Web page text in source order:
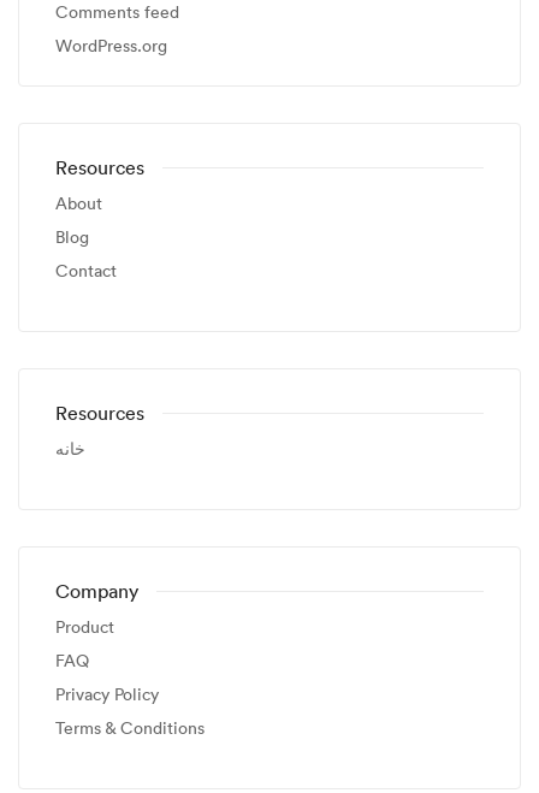
Comments feed
WordPress.org
Resources
About
Blog
Contact
Resources
خانه
Company
Product
FAQ
Privacy Policy
Terms & Conditions